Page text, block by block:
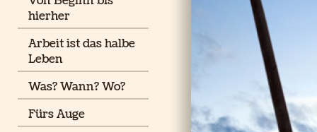
hierher
Arbeit ist das halbe
Leben
Was? Wann? Wo?
Fürs Auge